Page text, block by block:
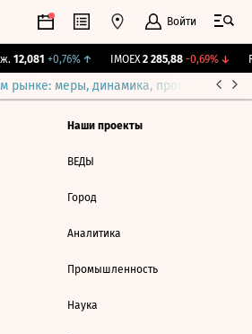
Войти
12,081 +0,76%↑ IMOEX 2 285,88 -0,69%↓
рынке: меры, динамика, прогнозы
Наши проекты
ВЕДЫ
Город
Аналитика
Промышленность
Наука